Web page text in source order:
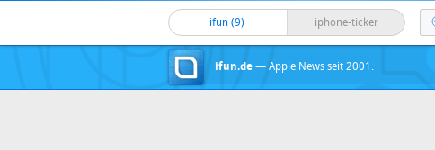
ifun (9) iphone-ticker
ifun.de — Apple News seit 2001.